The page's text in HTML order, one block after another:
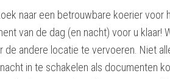
naar een betrouwbare koerier voor
van de dag (en nacht) voor u klaar!
de andere locatie te vervoeren. Niet
in te schakelen als documenten